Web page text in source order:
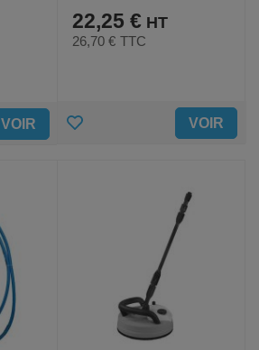
VOIR
22,25 €
26,70 € TTC
AJOUTER VOIR